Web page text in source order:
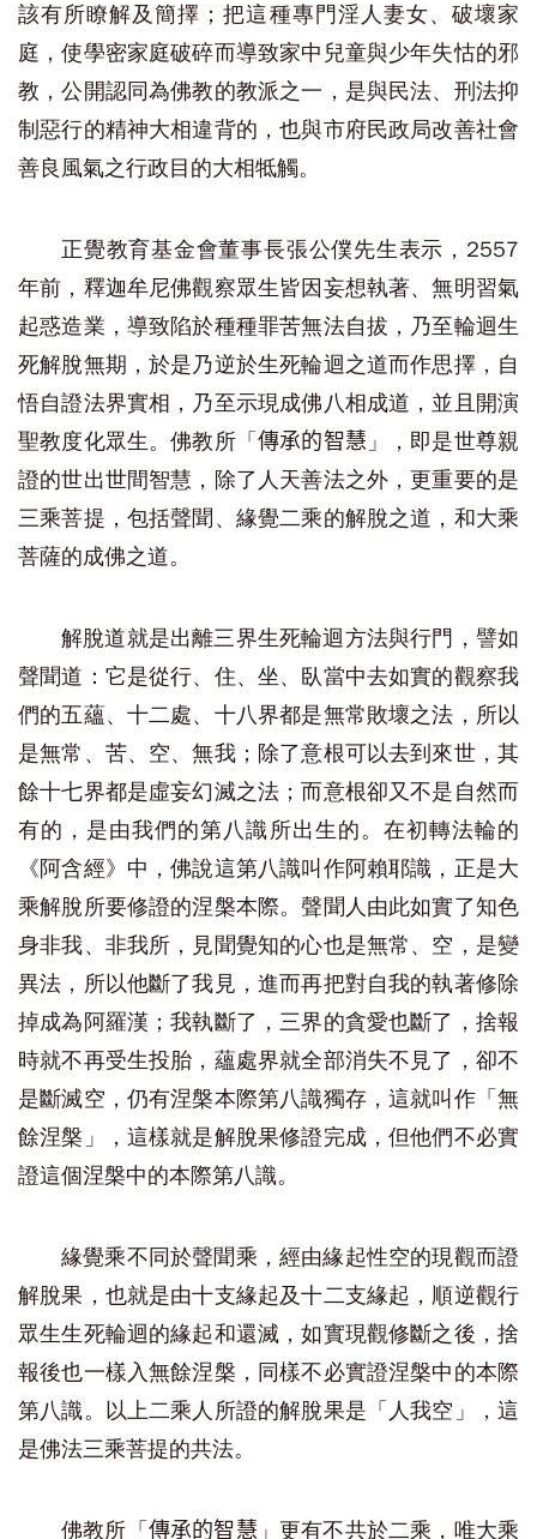
該有所瞭解及簡擇；把這種專門淫人妻女、破壞家
庭，使學密家庭破碎而導致家中兒童與少年失怙的邪
教，公開認同為佛教的教派之一，是與民法、刑法抑
制惡行的精神大相違背的，也與市府民政局改善社會
善良風氣之行政目的大相牴觸。
正覺教育基金會董事長張公僕先生表示，2557
年前，釋迦牟尼佛觀察眾生皆因妄想執著、無明習氣
起惑造業，導致陷於種種罪苦無法自拔，乃至輪迴生
死解脫無期，於是乃逆於生死輪迴之道而作思擇，自
悟自證法界實相，乃至示現成佛八相成道，並且開演
聖教度化眾生。佛教所「 傳承的智慧 」，即是世尊親
證的世出世間智慧，除了人天善法之外，更重要的是
三乘菩提，包括聲聞、緣覺二乘的解脫之道，和大乘
菩薩的成佛之道。
解脫道就是出離三界生死輪迴方法與行門，譬如
聲聞道：它是從行、住、坐、臥當中去如實的觀察我
們的五蘊、十二處、十八界都是無常敗壞之法，所以
是無常、苦、空、無我；除了意根可以去到來世，其
餘十七界都是虛妄幻滅之法；而意根卻又不是自然而
有的，是由我們的第八識所出生的。在初轉法輪的
《阿含經》中，佛說這第八識叫作阿賴耶識，正是大
乘解脫所要修證的涅槃本際。聲聞人由此如實了知色
身非我、非我所，見聞覺知的心也是無常、空，是變
異法，所以他斷了我見，進而再把對自我的執著修除
掉成為阿羅漢；我執斷了，三界的貪愛也斷了，捨報
時就不再受生投胎，蘊處界就全部消失不見了，卻不
是斷滅空，仍有涅槃本際第八識獨存，這就叫作「無
餘涅槃」，這樣就是解脫果修證完成，但他們不必實
證這個涅槃中的本際第八識。
緣覺乘不同於聲聞乘，經由緣起性空的現觀而證
解脫果，也就是由十支緣起及十二支緣起，順逆觀行
眾生生死輪迴的緣起和還滅，如實現觀修斷之後，捨
報後也一樣入無餘涅槃，同樣不必實證涅槃中的本際
第八識。以上二乘人所證的解脫果是「人我空」，這
是佛法三乘菩提的共法。
佛教所「 傳承的智慧 」更有不共於二乘，唯大乘